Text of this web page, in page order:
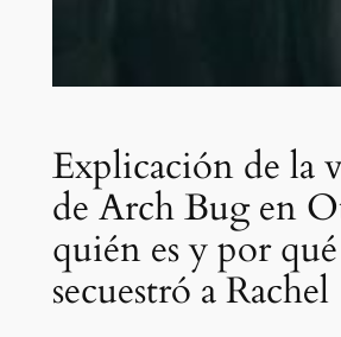
Explicación de la
de Arch Bug en
quién es y por qué
secuestró a Rachel